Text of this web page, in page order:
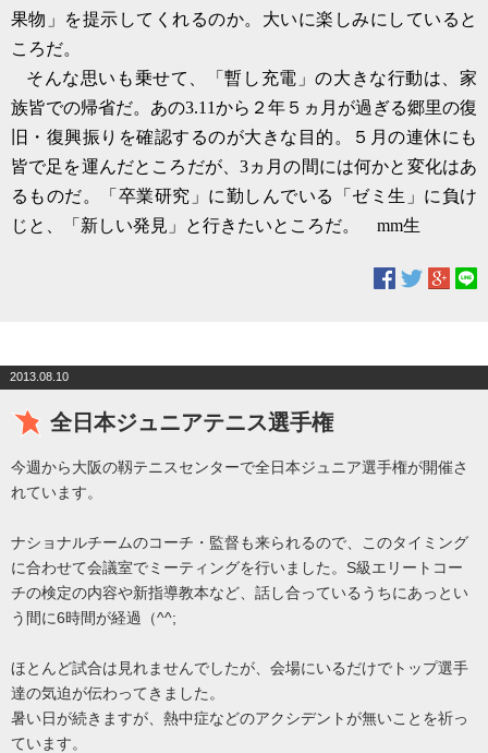
果物」を提示してくれるのか。大いに楽しみにしていると
ころだ。
そんな思いも乗せて、「暫し充電」の大きな行動は、家
族皆での帰省だ。あの3.11から２年５ヵ月が過ぎる郷里の復
旧・復興振りを確認するのが大きな目的。５月の連休にも
皆で足を運んだところだが、 3ヵ月の間には何かと変化はあ
るものだ。「卒業研究」に勤しんでいる「ゼミ生」に負け
じと、「新しい発見」と行きたいところだ。 mm生
2013.08.10
全日本ジュニアテニス選手権
今週から大阪の靱テニスセンターで全日本ジュニア選手権が開催さ
れています。
ナショナルチームのコーチ・監督も来られるので、このタイミング
に合わせて会議室でミーティングを行いました。S級エリートコー
チの検定の内容や新指導教本など、話し合っているうちにあっとい
う間に6時間が経過（^^;
ほとんど試合は見れませんでしたが、会場にいるだけでトップ選手
達の気迫が伝わってきました。
暑い日が続きますが、熱中症などのアクシデントが無いことを祈っ
ています。